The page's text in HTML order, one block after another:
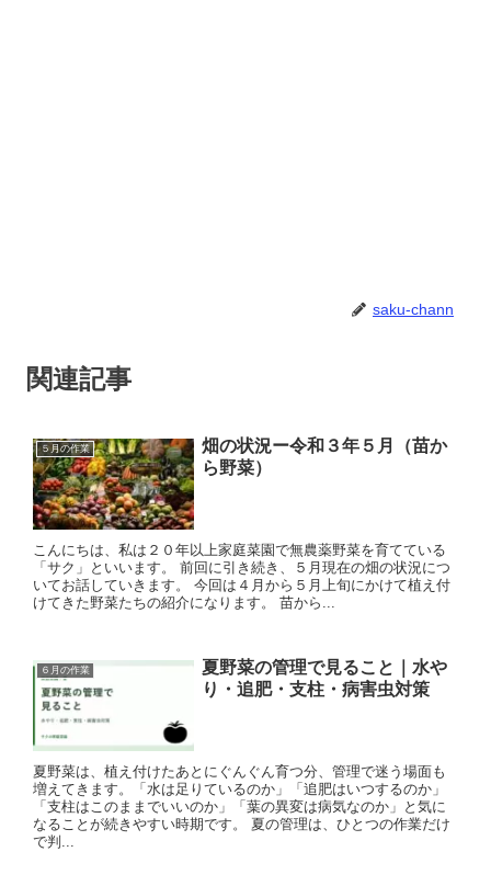
saku-chann
関連記事
５月の作業
畑の状況ー令和３年５月（苗か
ら野菜）
こんにちは、私は２０年以上家庭菜園で無農薬野菜を育てている
「サク」といいます。 前回に引き続き、５月現在の畑の状況につ
いてお話していきます。 今回は４月から５月上旬にかけて植え付
けてきた野菜たちの紹介になります。 苗から...
６月の作業
夏野菜の管理で見ること｜水や
り・追肥・支柱・病害虫対策
夏野菜は、植え付けたあとにぐんぐん育つ分、管理で迷う場面も
増えてきます。「水は足りているのか」「追肥はいつするのか」
「支柱はこのままでいいのか」「葉の異変は病気なのか」と気に
なることが続きやすい時期です。 夏の管理は、ひとつの作業だけ
で判...